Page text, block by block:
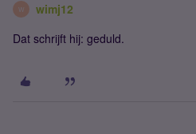
W wimj12
Dat schrijft hij: geduld.